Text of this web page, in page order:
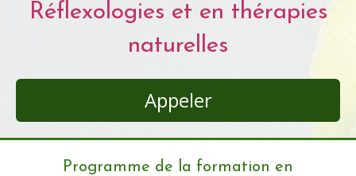
Réflexologies et en thérapies
naturelles
Appeler
Programme de la formation en